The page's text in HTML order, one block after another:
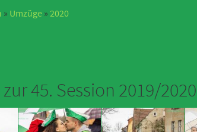
» Umzüge » 2020
45. Session 2019/2020